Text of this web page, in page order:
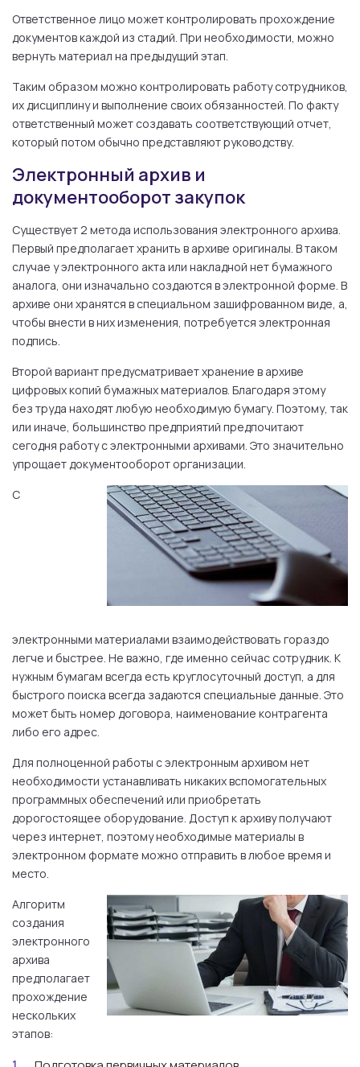
Ответственное лицо может контролировать прохождение
документов каждой из стадий. При необходимости, можно
вернуть материал на предыдущий этап.
Таким образом можно контролировать работу сотрудников,
их дисциплину и выполнение своих обязанностей. По факту
ответственный может создавать соответствующий отчет,
который потом обычно представляют руководству.
Электронный архив и
документооборот закупок
Существует 2 метода использования электронного архива.
Первый предполагает хранить в архиве оригиналы. В таком
случае у электронного акта или накладной нет бумажного
аналога, они изначально создаются в электронной форме. В
архиве они хранятся в специальном зашифрованном виде, а,
чтобы внести в них изменения, потребуется электронная
подпись.
Второй вариант предусматривает хранение в архиве
цифровых копий бумажных материалов. Благодаря этому
без труда находят любую необходимую бумагу. Поэтому, так
или иначе, большинство предприятий предпочитают
сегодня работу с электронными архивами. Это значительно
упрощает документооборот организации.
С
электронными материалами взаимодействовать гораздо
легче и быстрее. Не важно, где именно сейчас сотрудник. К
нужным бумагам всегда есть круглосуточный доступ, а для
быстрого поиска всегда задаются специальные данные. Это
может быть номер договора, наименование контрагента
либо его адрес.
Для полноценной работы с электронным архивом нет
необходимости устанавливать никаких вспомогательных
программных обеспечений или приобретать
дорогостоящее оборудование. Доступ к архиву получают
через интернет, поэтому необходимые материалы в
электронном формате можно отправить в любое время и
место.
Алгоритм
создания
электронного
архива
предполагает
прохождение
нескольких
этапов: